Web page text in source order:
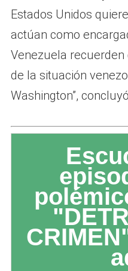
Estados Unidos
actúan como
Venezuela
de la situación
Washington”,